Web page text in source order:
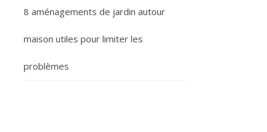
8 aménagements de jardin autour
maison utiles pour limiter les
problèmes